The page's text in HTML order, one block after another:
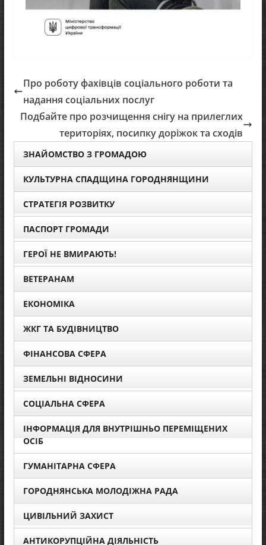
Про роботу фахівців соціального роботи та
надання соціальних послуг
Подбайте про розчищення снігу на прилеглих
територіях, посипку доріжок та сходів
ЗНАЙОМСТВО З ГРОМАДОЮ
КУЛЬТУРНА СПАДЩИНА ГОРОДНЯНЩИНИ
СТРАТЕГІЯ РОЗВИТКУ
ПАСПОРТ ГРОМАДИ
ГЕРОЇ НЕ ВМИРАЮТЬ!
ВЕТЕРАНАМ
ЕКОНОМІКА
ЖКГ ТА БУДІВНИЦТВО
ФІНАНСОВА СФЕРА
ЗЕМЕЛЬНІ ВІДНОСИНИ
СОЦІАЛЬНА СФЕРА
ІНФОРМАЦІЯ ДЛЯ ВНУТРІШНЬО ПЕРЕМІЩЕНИХ
ОСІБ
ГУМАНІТАРНА СФЕРА
ГОРОДНЯНСЬКА МОЛОДІЖНА РАДА
ЦИВІЛЬНИЙ ЗАХИСТ
АНТИКОРУПЦІЙНА ДІЯЛЬНІСТЬ